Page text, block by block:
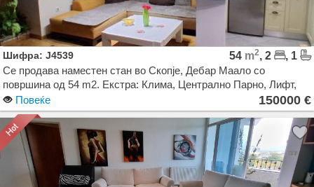
Шифра: J4539 54 m2, 2
, 1
Се продава наместен стан во Скопје, Дебар Маало со
површина од 54 m2. Екстра: Клима, Централно Парно, Лифт,
Нова Зграда. Цена: 150000 EUR
Повеќе 150000 €